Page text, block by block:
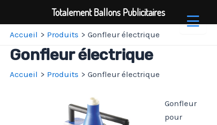
Aller
contenu
Accueil Produits Gonfleur électrique
Gonfleur électrique
Accueil Produits Gonfleur électrique
Gonfleur
pour
Totalement Ballons Publicitaires